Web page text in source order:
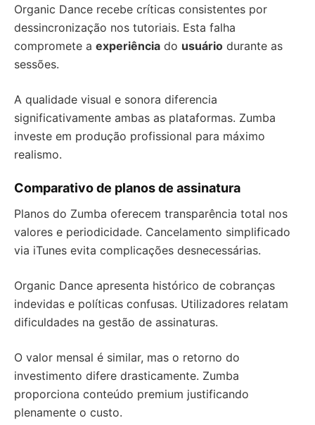
Organic Dance recebe críticas consistentes por
dessincronização nos tutoriais. Esta falha
compromete a experiência do usuário durante as
sessões.
A qualidade visual e sonora diferencia
significativamente ambas as plataformas. Zumba
investe em produção profissional para máximo
realismo.
Comparativo de planos de assinatura
Planos do Zumba oferecem transparência total nos
valores e periodicidade. Cancelamento simplificado
via iTunes evita complicações desnecessárias.
Organic Dance apresenta histórico de cobranças
indevidas e políticas confusas. Utilizadores relatam
dificuldades na gestão de assinaturas.
O valor mensal é similar, mas o retorno do
investimento difere drasticamente. Zumba
proporciona conteúdo premium justificando
plenamente o custo.